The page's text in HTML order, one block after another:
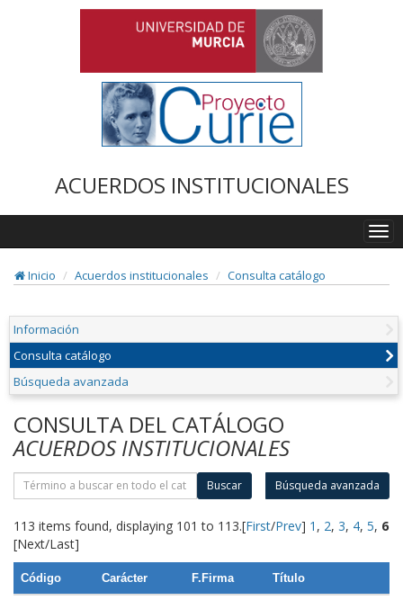
ACUERDOS INSTITUCIONALES
Inicio
Acuerdos institucionales Consulta catálogo
Información
Consulta catálogo
Búsqueda avanzada
CONSULTA DEL CATÁLOGO
ACUERDOS INSTITUCIONALES
Buscar Búsqueda avanzada
113 items found, displaying 101 to 113.[First/Prev] 1 , 2, 3, 4, 5, 6
[Next/Last]
Código Carácter F.Firma Título